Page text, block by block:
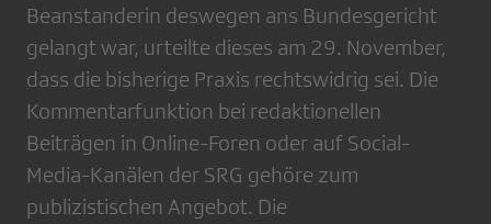
Beanstanderin deswegen ans Bundesgericht
gelangt war, urteilte dieses am 29. November,
dass die bisherige Praxis rechtswidrig sei. Die
Kommentarfunktion bei redaktionellen
Beiträgen in Online-Foren oder auf Social-
Media-Kanälen der SRG gehöre zum
publizistischen Angebot. Die